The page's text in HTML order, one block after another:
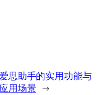
思助手的实用功能与
应用场景 →